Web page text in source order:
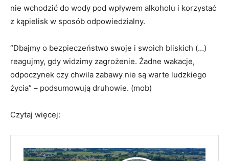
nie wchodzić do wody pod wpływem alkoholu i korzystać
z kąpielisk w sposób odpowiedzialny.
“Dbajmy o bezpieczeństwo swoje i swoich bliskich (…)
reagujmy, gdy widzimy zagrożenie. Żadne wakacje,
odpoczynek czy chwila zabawy nie są warte ludzkiego
życia” – podsumowują druhowie. (mob)
Czytaj więcej: